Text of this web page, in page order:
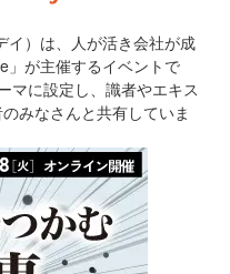
イ）は、人が活き会社が成
」が主催するイベントで
マに設定し、識者やエキス
みなさんと共有していま